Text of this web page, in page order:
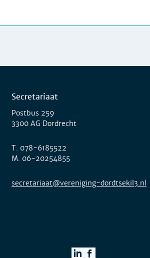
Secretariaat
Postbus 259
3300 AG Dordrecht
T. 078-6185522
M. 06-20254855
secretariaat@vereniging-dordtsekil3.nl